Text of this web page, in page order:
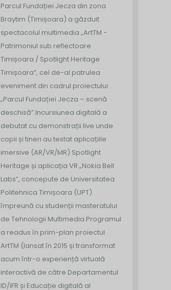
Parcul Fundației Jecza din zona
Braytim (Timișoara) a găzduit
spectacolul multimedia „ArtTM -
Patrimoniul sub reflectoare
Timișoara / Spotlight Heritage
Timișoara”, cel de-al patrulea
eveniment din cadrul proiectului
„Parcul Fundației Jecza – scenă
deschisă”.Incursiunea digitală a
debutat cu demonstrații live unde
copii și tineri au testat aplicațiile
imersive (AR/VR/MR) Spotlight
Heritage și aplicația VR „Nokia Bell
Labs”, concepute de Universitatea
Politehnica Timișoara (UPT)
împreună cu studenții masteratului
de Tehnologii Multimedia.Programul
a readus în prim-plan proiectul
ArtTM (lansat în 2015 și transformat
acum într-o experiență virtuală
interactivă de către Departamentul
ID/IFR și Educație digitală al